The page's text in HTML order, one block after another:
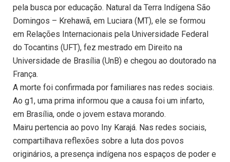
pela busca por educação. Natural da Terra Indígena São
Domingos – Krehawã, em Luciara (MT), ele se formou
em Relações Internacionais pela Universidade Federal
do Tocantins (UFT), fez mestrado em Direito na
Universidade de Brasília (UnB) e chegou ao doutorado na
França.
A morte foi confirmada por familiares nas redes sociais.
Ao g1, uma prima informou que a causa foi um infarto,
em Brasília, onde o jovem estava morando.
Mairu pertencia ao povo Iny Karajá. Nas redes sociais,
compartilhava reflexões sobre a luta dos povos
originários, a presença indígena nos espaços de poder e